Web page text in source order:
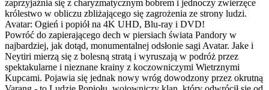
zaprzyjaźnia się z charyzmatycznym bobrem i jednoczy zwierzęce
królestwo w obliczu zbliżającego się zagrożenia ze strony ludzi.
Avatar: Ogień i popiół na 4K UHD, Blu-ray i DVD!
Powróć do zapierającego dech w piersiach świata Pandory w
najbardziej, jak dotąd, monumentalnej odsłonie sagi Avatar. Jake i
Neytiri mierzą się z bolesną stratą i wyruszają w podróż przez
spektakularne i nieznane krainy z koczowniczymi Wietrznymi
Kupcami. Pojawia się jednak nowy wróg dowodzony przez okrutną